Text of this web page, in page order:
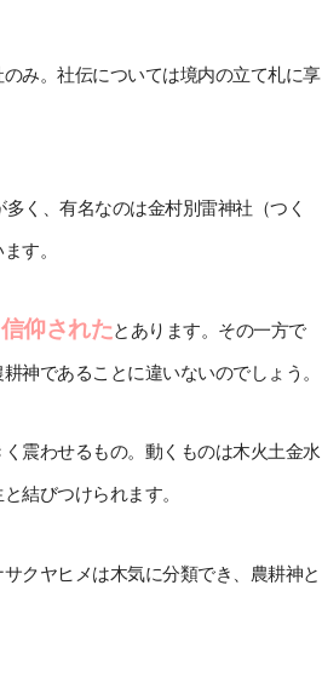
み。社伝については境内の立て札に享
く、有名なのは金村別雷神社（つく
す。
仰されたとあります。その一方で
神であることに違いないのでしょう。
震わせるもの。動くものは木火土金水
結びつけられます。
クヤヒメは木気に分類でき、農耕神と